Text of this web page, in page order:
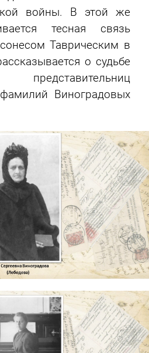
войны. В этой же
тесная связь
Таврическим в
о судьбе
Виноградовых